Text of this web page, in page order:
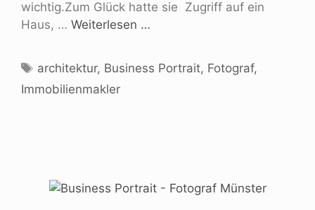
wichtig.Zum Glück hatte sie Zugriff auf ein
Haus, … Weiterlesen …
architektur, Business Portrait, Fotograf,
Immobilienmakler